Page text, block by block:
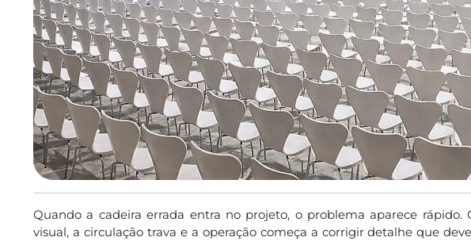
Quando a cadeira errada entra no projeto, o problema aparece
visual, a circulação trava e a operação começa a corrigir detalhe que